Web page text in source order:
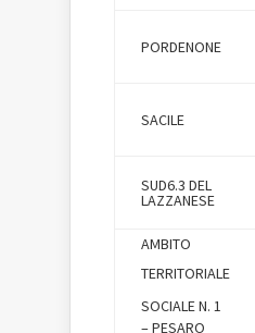
PORDENONE
SACILE
SUD6.3 DEL
LAZZANESE
AMBITO
TERRITORIALE
SOCIALE N. 1
– PESARO